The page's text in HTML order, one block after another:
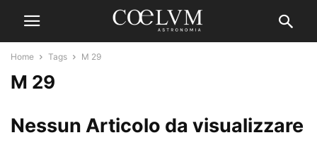
Home Tags M 29
M 29
Nessun Articolo da visualizzare